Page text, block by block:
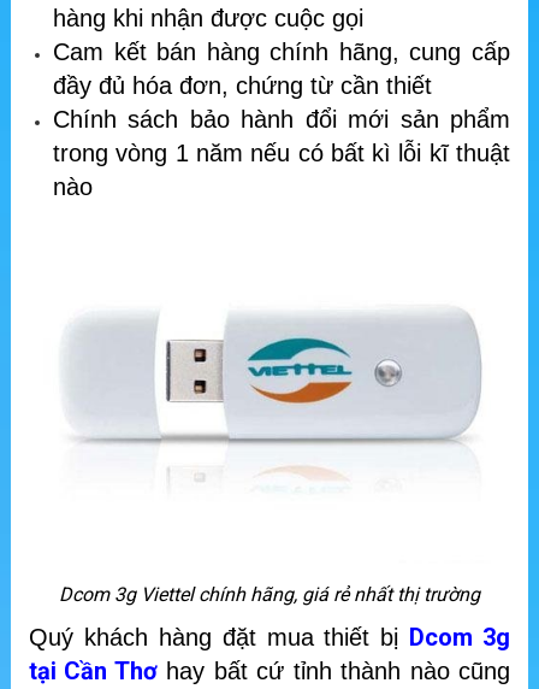
hàng khi nhận được cuộc gọi
Cam kết bán hàng chính hãng, cung cấp
đầy đủ hóa đơn, chứng từ cần thiết
Chính sách bảo hành đổi mới sản phẩm
trong vòng 1 năm nếu có bất kì lỗi kĩ thuật
nào
Dcom 3g Viettel chính hãng, giá rẻ nhất thị trường
Quý khách hàng đặt mua thiết bị Dcom 3g
tại Cần Thơhay bất cứ tỉnh thành nào cũng